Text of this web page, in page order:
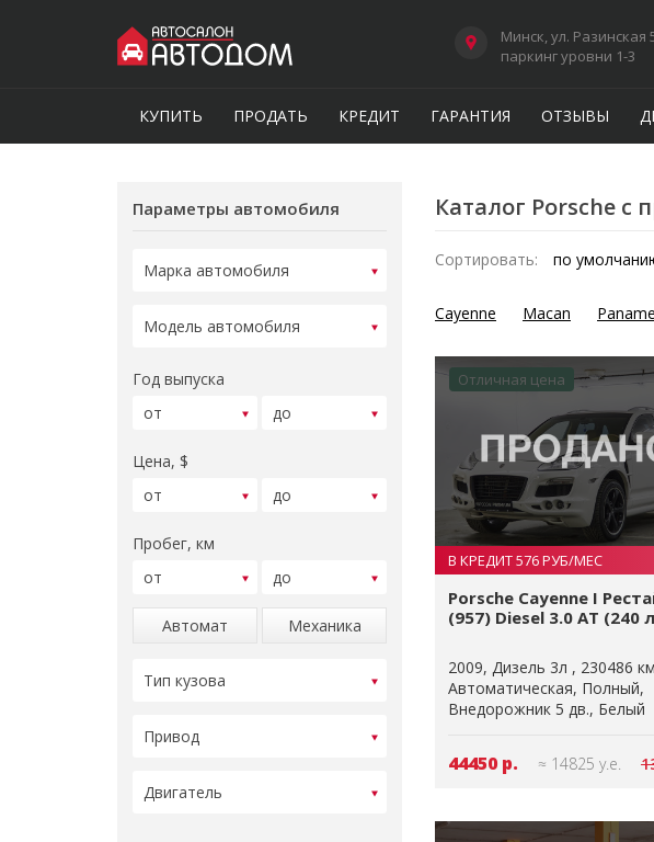
Минск, ул. Разинская
паркинг уровни 1-3
КУПИТЬ ПРОДАТЬ КРЕДИТ ГАРАНТИЯ ОТЗЫВЫ
Параметры автомобиля
Год выпуска
Цена, $
Пробег, км
Автомат Механика
Каталог Porsche с
Сортировать:
Cayenne Macan
Отличная цена
В КРЕДИТ 576 РУБ/МЕС
Porsche Cayenne I
(957) Diesel 3.0 AT (240
2009 Дизель 3л
230486 км
Автоматическая Полный
Внедорожник 5 дв. Белый
44450 р. ≈ 14825 у.е.